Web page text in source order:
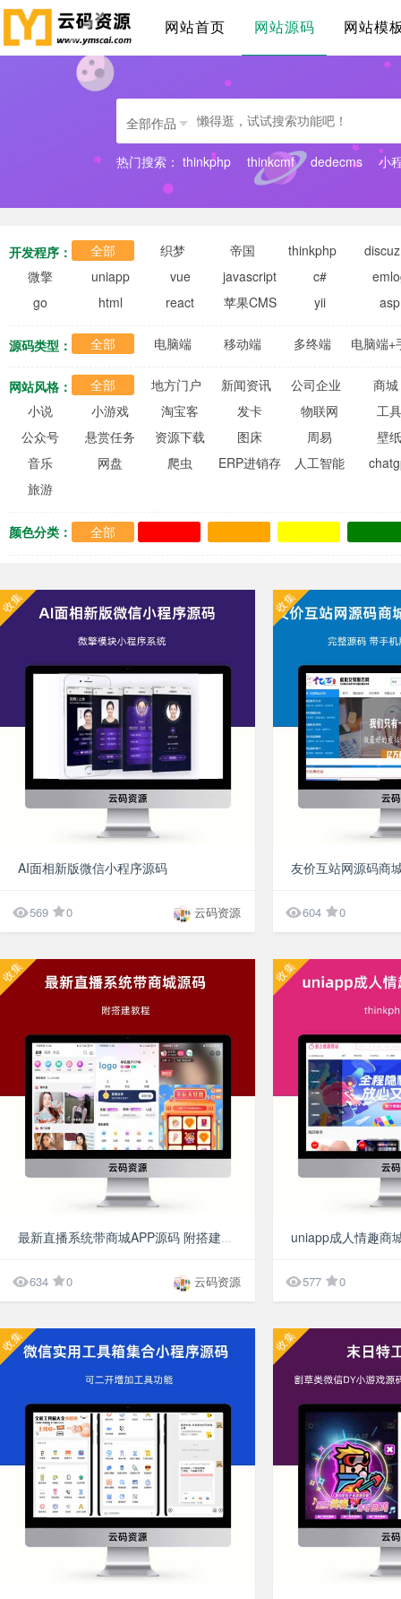
网站首页 网站源码 网站模
全部作品
热门搜索： thinkphp thinkcmf dedecms 小
开发程序： 全部 织梦 帝国 thinkphp
discuz
微擎
uniapp vue javascript c#
go
html react 苹果CMS yii asp
源码类型： 全部 电脑端 移动端 多终端 电脑端+
网站风格： 全部 地方门户 新闻资讯 公司企业
商城
小说
小游戏 淘宝客 发卡 物联网
工具
公众号
悬赏任务 资源下载 图床 周易
壁纸
音乐
网盘 爬虫 ERP进销存 人工智能
旅游
颜色分类： 全部
集
AI面相新版微信小程序源码
569 0 云码资源
收集
604 0
集
634 0 云码资源
收集
577 0
集 收集